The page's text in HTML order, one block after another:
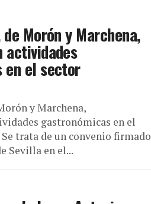
Morón y Marchena,
actividades
en el sector
y Marchena,
gastronómicas en el
trata de un convenio firmado
Sevilla en el...